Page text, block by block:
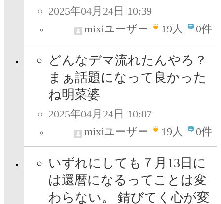
2025年04月24日 10:39
mixiユーザー
19人 0件
どんなデマ流れたんやろ？
まぁ話題になって良かった
ね明菜婆
2025年04月24日 10:07
mixiユーザー
19人 0件
いずれにしても７月13日に
は還暦になるってことは変
わらない。 錆びてく心が変